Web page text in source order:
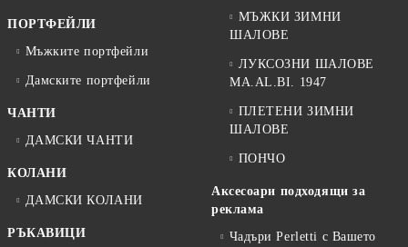
ПОРТФЕЙЛИ
Мъжките портфейли
Дамските портфейли
ЧАНТИ
ДАМСКИ ЧАНТИ
КОЛАНИ
ДАМСКИ КОЛАНИ
РЪКАВИЦИ
МЪЖКИ ЗИМНИ
ШАЛОВЕ
ЛУКСОЗНИ ШАЛОВЕ
MA.AL.BI. 1947
ПЛЕТЕНИ ЗИМНИ
ШАЛОВЕ
ПОНЧО
Аксесоари подходящи за
реклама
Чадъри Perletti с Вашето